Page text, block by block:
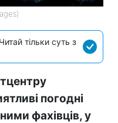
тільки суть з
погодні
фахівців, у